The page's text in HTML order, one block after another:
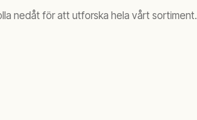
nedåt för att utforska hela vårt sortiment.